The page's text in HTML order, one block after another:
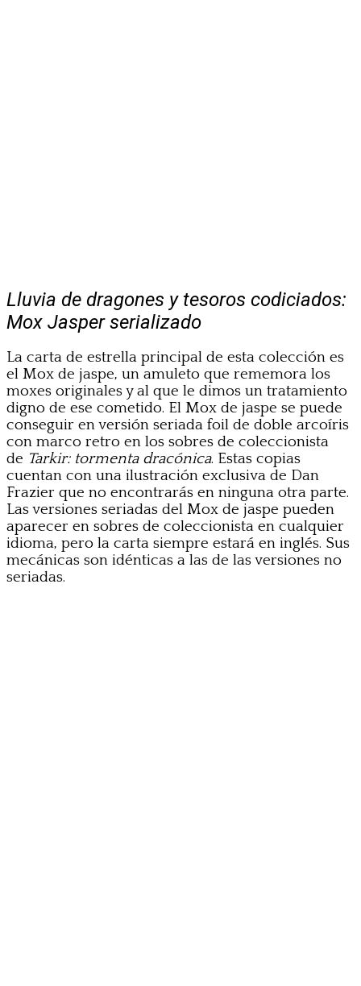
Lluvia de dragones y tesoros codiciados:
Mox Jasper serializado
La carta de estrella principal de esta colección es
el Mox de jaspe, un amuleto que rememora los
moxes originales y al que le dimos un tratamiento
digno de ese cometido. El Mox de jaspe se puede
conseguir en versión seriada foil de doble arcoíris
con marco retro en los sobres de coleccionista
de Tarkir: tormenta dracónica. Estas copias
cuentan con una ilustración exclusiva de Dan
Frazier que no encontrarás en ninguna otra parte.
Las versiones seriadas del Mox de jaspe pueden
aparecer en sobres de coleccionista en cualquier
idioma, pero la carta siempre estará en inglés. Sus
mecánicas son idénticas a las de las versiones no
seriadas.